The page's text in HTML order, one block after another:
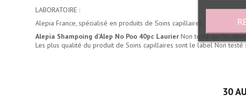
LABORATOIRE :
Alepia France, spécialisé en produits de Soins capillaires.
Alepia Shampoing d'Alep No Poo 40pc Laurier Non testé sur les
Les plus qualité du produit de Soins capillaires sont le label Non testé
30